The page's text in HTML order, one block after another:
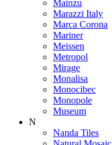
Mainzu
Marazzi Italy
Marca Corona
Mariner
Meissen
Metropol
Mirage
Monalisa
Monocibec
Monopole
Museum
N
Nanda Tiles